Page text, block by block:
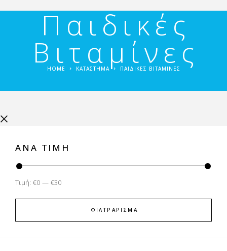
Παιδικές
Βιταμίνες
HOME ΚΑΤΑΣΤΗΜΑ ΠΑΙΔΙΚΈΣ ΒΙΤΑΜΊΝΕΣ
ΑΝΑ ΤΙΜΉ
ΦΙΛΤΡΆΡΙΣΜΑ
Τιμή: €0 — €30